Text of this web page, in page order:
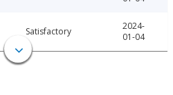
Satisfactory
2024-
01-04